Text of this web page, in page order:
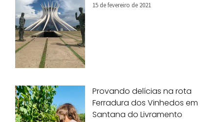
15 de fevereiro de 2021
Provando delícias na rota
Ferradura dos Vinhedos em
Santana do Livramento